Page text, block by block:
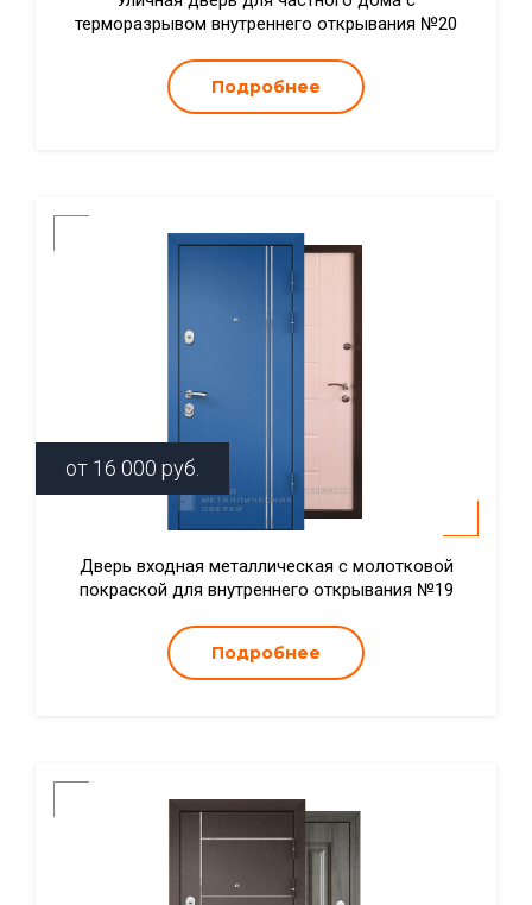
терморазрывом внутреннего открывания №20
Подробнее
от 16 000 руб.
Дверь входная металлическая с молотковой
покраской для внутреннего открывания №19
Подробнее